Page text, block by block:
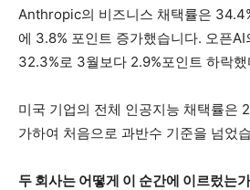
Anthropic의 비즈니스 채택률은
에 3.8% 포인트 증가했습니다. 오픈AI
32.3%로 3월보다 2.9%포인트 하락했
미국 기업의 전체 인공지능 채택률은
가하여 처음으로 과반수 기준을 넘었
두 회사는 어떻게 이 순간에 이르렀는가